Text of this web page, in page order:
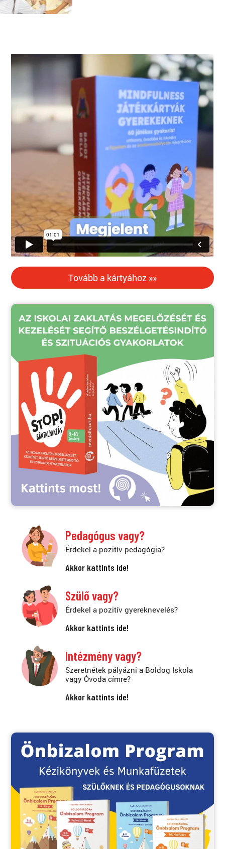
Tovább a kártyához »»
Pedagógus vagy?
Érdekel a pozitív pedagógia?
Akkor kattints ide!
Szülő vagy?
Érdekel a pozitív gyereknevelés?
Akkor kattints ide!
Intézmény vagy?
Szeretnétek pályázni a Boldog Iskola
vagy Óvoda címre?
Akkor kattints ide!